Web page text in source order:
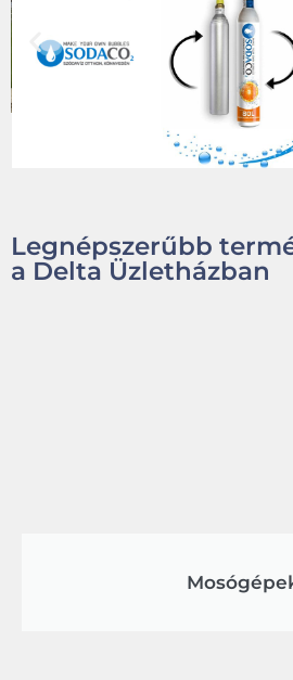
Legnépszerűbb
a Delta Üzletházban